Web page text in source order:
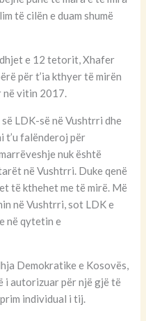
të cilën e duam shumë
e 12 tetorit, Xhafer
për t’ia kthyer të mirën
në vitin 2017.
LDK-së në Vushtrri dhe
t’u falënderoj për
nuk është
në Vushtrri. Duke qenë
të kthehet me të mirë. Më
në Vushtrri, sot LDK e
në qytetin e
Demokratike e Kosovës,
i autorizuar për një gjë të
individual i tij.